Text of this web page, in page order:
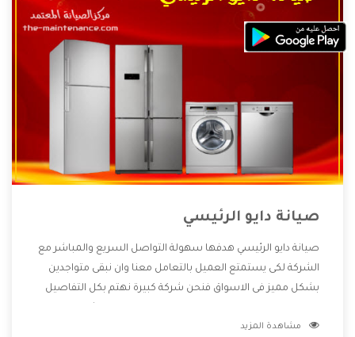
صيانة دايو الرئيسي
صيانة دايو الرئيسي هدفها سهولة التواصل السريع والمباشر مع
الشركة لكى يستمتع العميل بالتعامل معنا وان نبقى متواجدين
بشكل مميز فى الاسواق فنحن شركة كبيرة نهتم بكل التفاصيل
والتى تكون منها خدمة الصيانة التى تكون من أهم الخدمات التى
مشاهدة المزيد